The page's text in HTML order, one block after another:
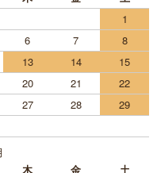
1
6 7
8
13 14
15
20 21
22
27 28
29
木 金 土